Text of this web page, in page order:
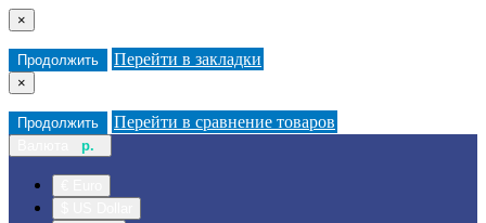
×
Продолжить Перейти в закладки
×
Продолжить Перейти в сравнение товаров
р.